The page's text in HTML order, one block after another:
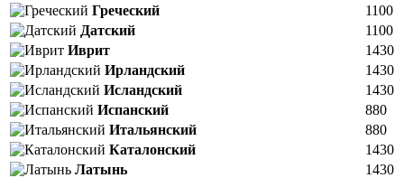
Греческий
1100
Датский
1100
Иврит
1430
Ирландский
1430
Исландский
1430
Испанский
880
Итальянский
880
Каталонский
1430
Латынь
1430